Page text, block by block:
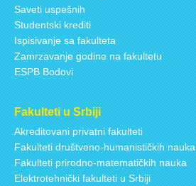
Saveti uspešnih
Studentski krediti
Ispisivanje sa fakulteta
Zamrzavanje godine na fakultetu
ESPB Bodovi
Fakulteti u Srbiji
Akreditovani privatni fakulteti
Fakulteti društveno-humanističkih nauka
Fakulteti prirodno-matematičkih nauka
Elektrotehnički fakulteti u Srbiji